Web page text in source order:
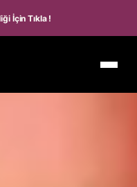
İçin Tıkla !